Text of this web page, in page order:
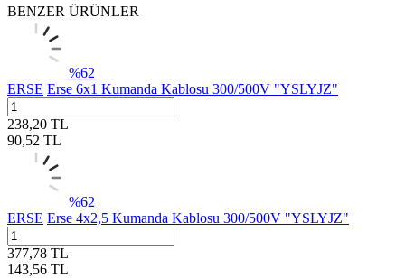
BENZER ÜRÜNLER
%62
ERSE Erse 6x1 Kumanda Kablosu 300/500V "YSLYJZ"
238,20 TL
90,52 TL
%62
ERSE Erse 4x2,5 Kumanda Kablosu 300/500V "YSLYJZ"
377,78 TL
143,56 TL